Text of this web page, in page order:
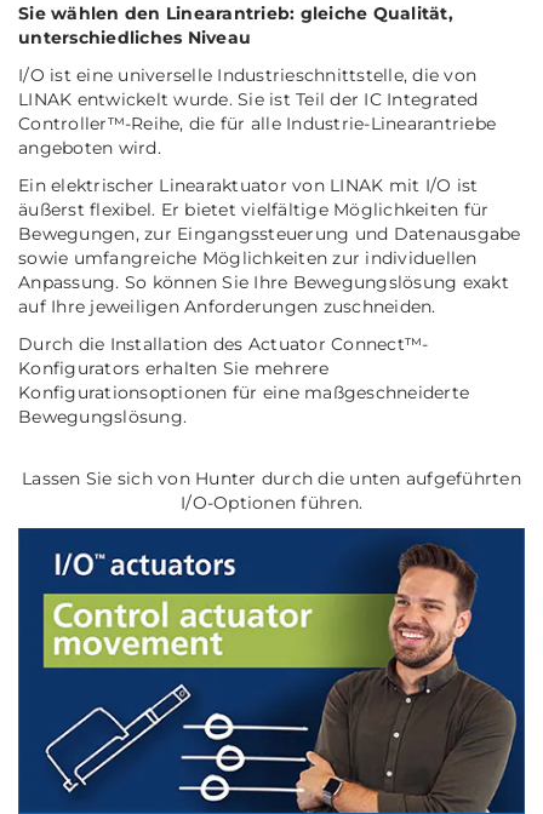
Sie wählen den Linearantrieb: gleiche Qualität,
unterschiedliches Niveau
I/O ist eine universelle Industrieschnittstelle, die von
LINAK entwickelt wurde. Sie ist Teil der IC Integrated
Controller™-Reihe, die für alle Industrie-Linearantriebe
angeboten wird.
Ein elektrischer Linearaktuator von LINAK mit I/O ist
äußerst flexibel. Er bietet vielfältige Möglichkeiten für
Bewegungen, zur Eingangssteuerung und Datenausgabe
sowie umfangreiche Möglichkeiten zur individuellen
Anpassung. So können Sie Ihre Bewegungslösung exakt
auf Ihre jeweiligen Anforderungen zuschneiden.
Durch die Installation des Actuator Connect™-
Konfigurators erhalten Sie mehrere
Konfigurationsoptionen für eine maßgeschneiderte
Bewegungslösung.
Lassen Sie sich von Hunter durch die unten aufgeführten
I/O-Optionen führen.